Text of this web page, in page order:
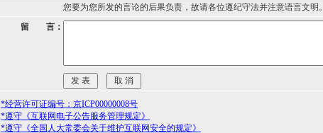
您要为您所发的言论的后果负责，故请各位遵纪守法并注意语言文明。
留 言：
*经营许可证编号：京ICP00000008号
*遵守《互联网电子公告服务管理规定》
*遵守《全国人大常委会关于维护互联网安全的规定》